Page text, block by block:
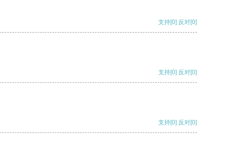
支持[0] 反对[0]
支持[0] 反对[0]
支持[0] 反对[0]